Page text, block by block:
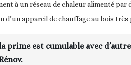
à un réseau de chaleur alimenté par
d’un appareil de chauffage au bois
prime est cumulable avec